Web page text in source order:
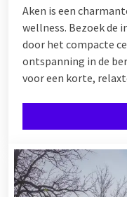
Aken is een
wellness. Bezoek de
door het compacte
ontspanning in de
voor een korte,